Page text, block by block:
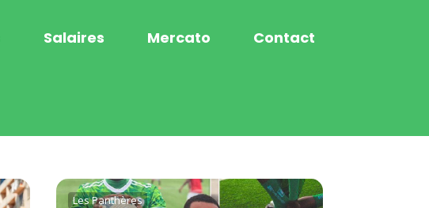
Salaires Mercato Contact
Les Panthères